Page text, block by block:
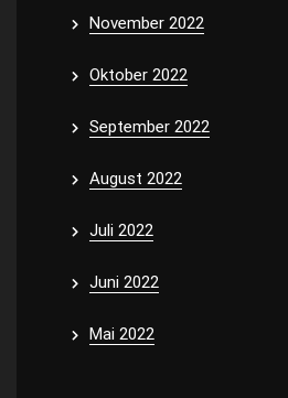
November 2022
Oktober 2022
September 2022
August 2022
Juli 2022
Juni 2022
Mai 2022